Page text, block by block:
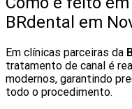
BRdental em
Em clínicas parceiras da
tratamento de canal é
modernos, garantindo
todo o procedimento.